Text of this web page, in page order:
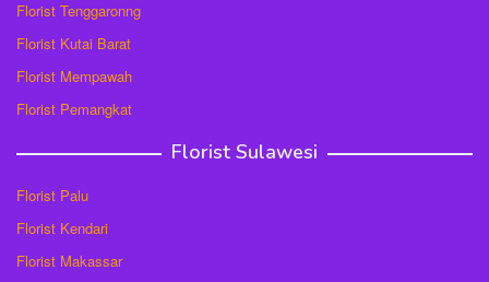
Florist Tenggaronng
Florist Kutai Barat
Florist Mempawah
Florist Pemangkat
Florist Sulawesi
Florist Palu
Florist Kendari
Florist Makassar